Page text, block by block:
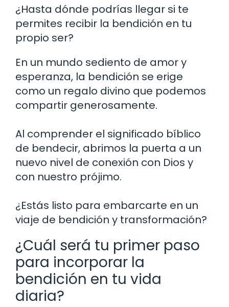
¿Hasta dónde podrías llegar si te
permites recibir la bendición en tu
propio ser?
En un mundo sediento de amor y
esperanza, la bendición se erige
como un regalo divino que podemos
compartir generosamente.
Al comprender el significado bíblico
de bendecir, abrimos la puerta a un
nuevo nivel de conexión con Dios y
con nuestro prójimo.
¿Estás listo para embarcarte en un
viaje de bendición y transformación?
¿Cuál será tu primer paso
para incorporar la
bendición en tu vida
diaria?